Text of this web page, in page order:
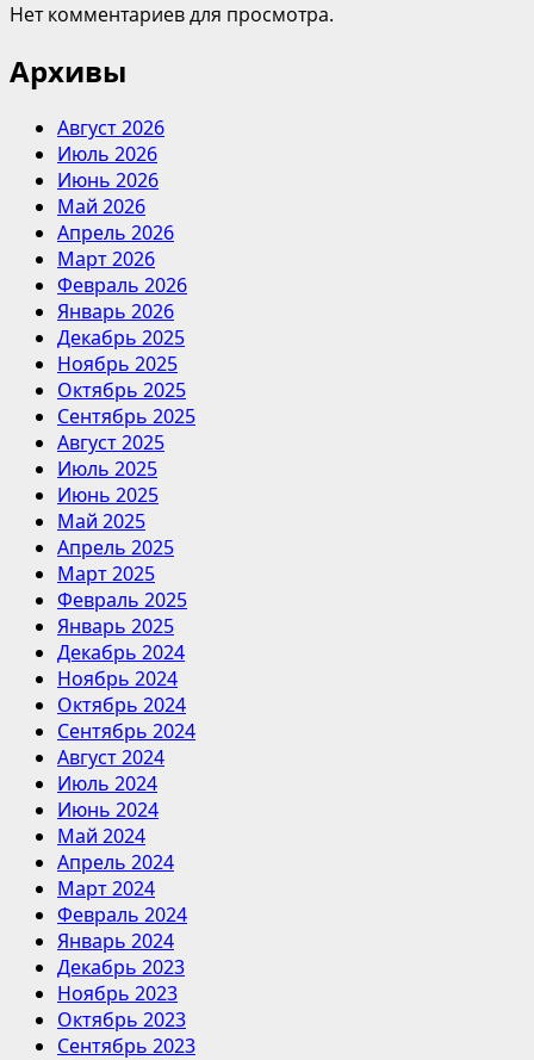
Нет комментариев для просмотра.
Архивы
Август 2026
Июль 2026
Июнь 2026
Май 2026
Апрель 2026
Март 2026
Февраль 2026
Январь 2026
Декабрь 2025
Ноябрь 2025
Октябрь 2025
Сентябрь 2025
Август 2025
Июль 2025
Июнь 2025
Май 2025
Апрель 2025
Март 2025
Февраль 2025
Январь 2025
Декабрь 2024
Ноябрь 2024
Октябрь 2024
Сентябрь 2024
Август 2024
Июль 2024
Июнь 2024
Май 2024
Апрель 2024
Март 2024
Февраль 2024
Январь 2024
Декабрь 2023
Ноябрь 2023
Октябрь 2023
Сентябрь 2023